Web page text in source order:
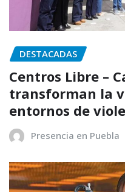
DESTACADAS
Centros Libre –
transforman la
entornos de
Presencia en Puebla